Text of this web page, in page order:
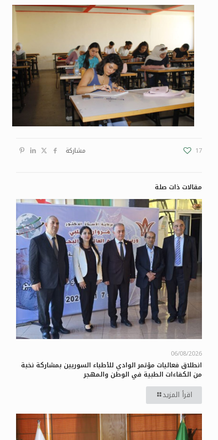
مشاركة 17
مقالات ذات صلة
06/08/2026
انطلاق فعاليات مؤتمر الوادي للأطباء السوريين بمشاركة نخبة
من الكفاءات الطبية في الوطن والمهجر
اقرأ المزيد